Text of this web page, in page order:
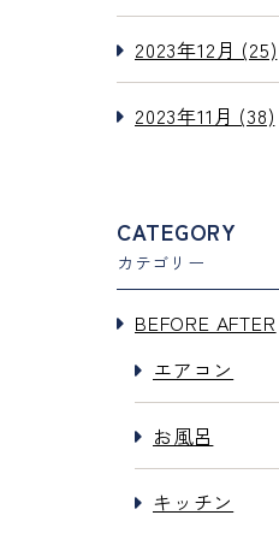
2023年12月 (25)
2023年11月 (38)
CATEGORY
カテゴリー
BEFORE AFTER
エアコン
お風呂
キッチン